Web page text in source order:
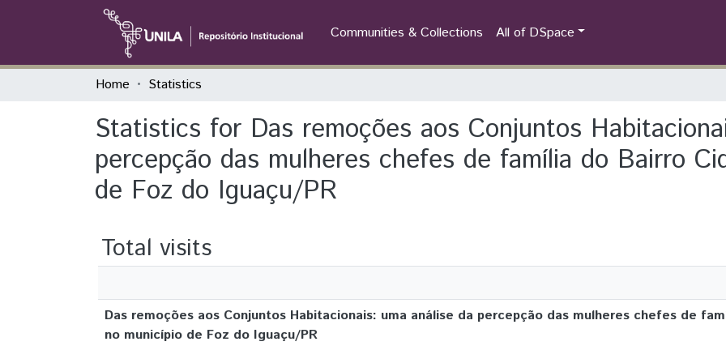
Communities & Collections All of DSpace
Home Statistics
Statistics for Das remoções aos Conjuntos
percepção das mulheres chefes de família do Bairro
de Foz do Iguaçu/PR
Total visits
Das remoções aos Conjuntos Habitacionais: uma análise da percepção das mulheres chefes de
no município de Foz do Iguaçu/PR